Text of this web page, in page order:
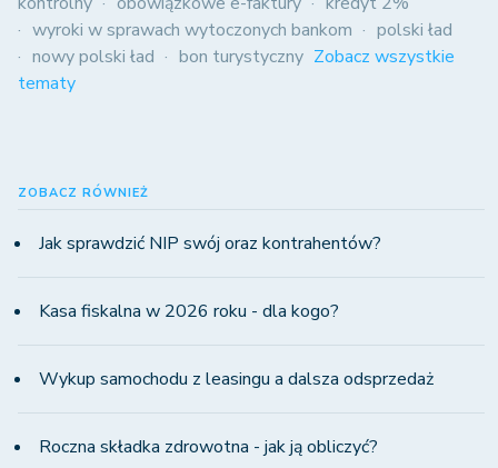
wyroki w sprawach wytoczonych bankom
polski ład
nowy polski ład
bon turystyczny Zobacz wszystkie
tematy
ZOBACZ RÓWNIEŻ
Jak sprawdzić NIP swój oraz kontrahentów?
Kasa fiskalna w 2026 roku - dla kogo?
Wykup samochodu z leasingu a dalsza odsprzedaż
Roczna składka zdrowotna - jak ją obliczyć?